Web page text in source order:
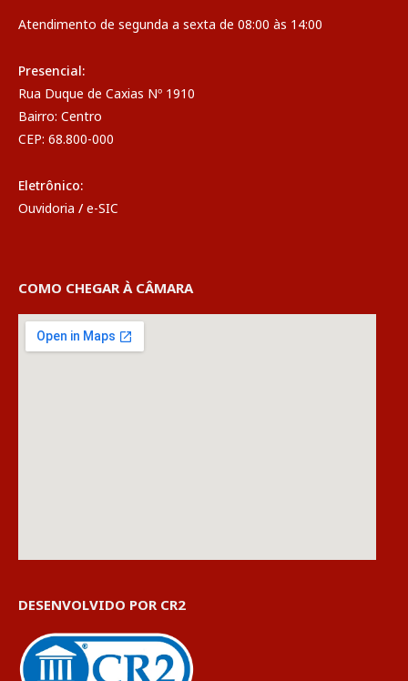
Atendimento de segunda a sexta de 08:00 às 14:00
Presencial:
Rua Duque de Caxias Nº 1910
Bairro: Centro
CEP: 68.800-000
Eletrônico:
Ouvidoria / e-SIC
COMO CHEGAR À CÂMARA
DESENVOLVIDO POR CR2